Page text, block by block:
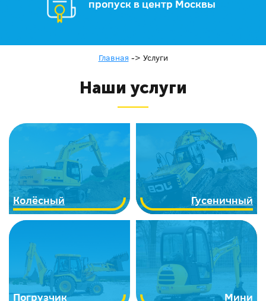
пропуск в центр Москвы
Главная -> Услуги
Наши услуги
Колёсный Гусеничный
Погрузчик Мини